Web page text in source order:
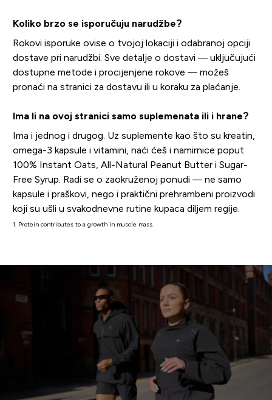
Koliko brzo se isporučuju narudžbe?
Rokovi isporuke ovise o tvojoj lokaciji i odabranoj opciji
dostave pri narudžbi. Sve detalje o dostavi — uključujući
dostupne metode i procijenjene rokove — možeš
pronaći na stranici za dostavu ili u koraku za plaćanje.
Ima li na ovoj stranici samo suplemenata ili i hrane?
Ima i jednog i drugog. Uz suplemente kao što su kreatin,
omega-3 kapsule i vitamini, naći ćeš i namirnice poput
100% Instant Oats, All-Natural Peanut Butter i Sugar-
Free Syrup. Radi se o zaokruženoj ponudi — ne samo
kapsule i praškovi, nego i praktični prehrambeni proizvodi
koji su ušli u svakodnevne rutine kupaca diljem regije.
1. Protein contributes to a growth in muscle mass.